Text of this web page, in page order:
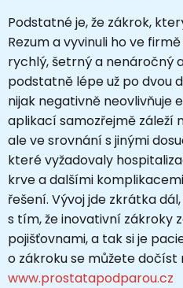
Podstatné je, že zákrok,
Rezum a vyvinuli ho ve
rychlý, šetrný a nenáročný
podstatně lépe už po dvou
nijak negativně neovlivňuje
aplikací samozřejmě záleží
ale ve srovnání s jinými
které vyžadovaly
krve a dalšími
řešení. Vývoj jde zkrátka
s tím, že inovativní zákroky
pojišťovnami, a tak si je
o zákroku se můžete
www.prostatapodparou.cz